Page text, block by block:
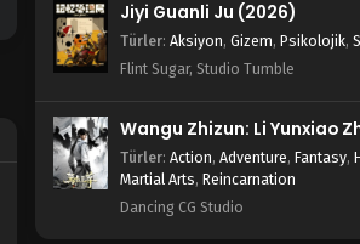
Jiyi Guanli Ju (2026)
Türler: Aksiyon, Gizem, Psikolojik,
Flint Sugar, Studio Tumble
Wangu Zhizun: Li Yunxiao
Türler: Action, Adventure, Fantasy,
Martial Arts, Reincarnation
Dancing CG Studio